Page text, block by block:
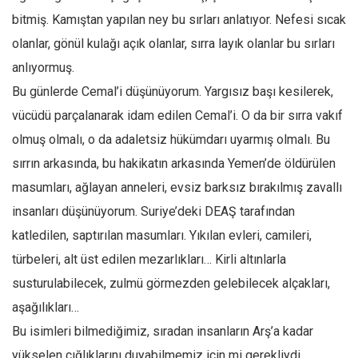
bitmiş. Kamıştan yapılan ney bu sırları anlatıyor. Nefesi sıcak
olanlar, gönül kulağı açık olanlar, sırra layık olanlar bu sırları
anlıyormuş.
Bu günlerde Cemal’i düşünüyorum. Yargısız başı kesilerek,
vücüdü parçalanarak idam edilen Cemal’i. O da bir sırra vakıf
olmuş olmalı, o da adaletsiz hükümdarı uyarmış olmalı. Bu
sırrın arkasında, bu hakikatın arkasında Yemen’de öldürülen
masumları, ağlayan anneleri, evsiz barksız bırakılmış zavallı
insanları düşünüyorum. Suriye’deki DEAŞ tarafından
katledilen, saptırılan masumları. Yıkılan evleri, camileri,
türbeleri, alt üst edilen mezarlıkları… Kirli altınlarla
susturulabilecek, zulmü görmezden gelebilecek alçakları,
aşağılıkları…
Bu isimleri bilmediğimiz, sıradan insanların Arş’a kadar